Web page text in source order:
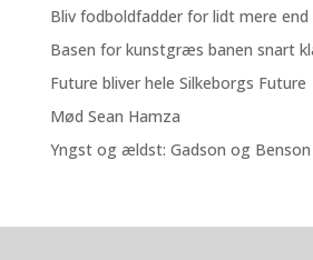
Bliv fodboldfadder for lidt mere
Basen for kunstgræs banen snart
Future bliver hele Silkeborgs Future
Mød Sean Hamza
Yngst og ældst: Gadson og Benson